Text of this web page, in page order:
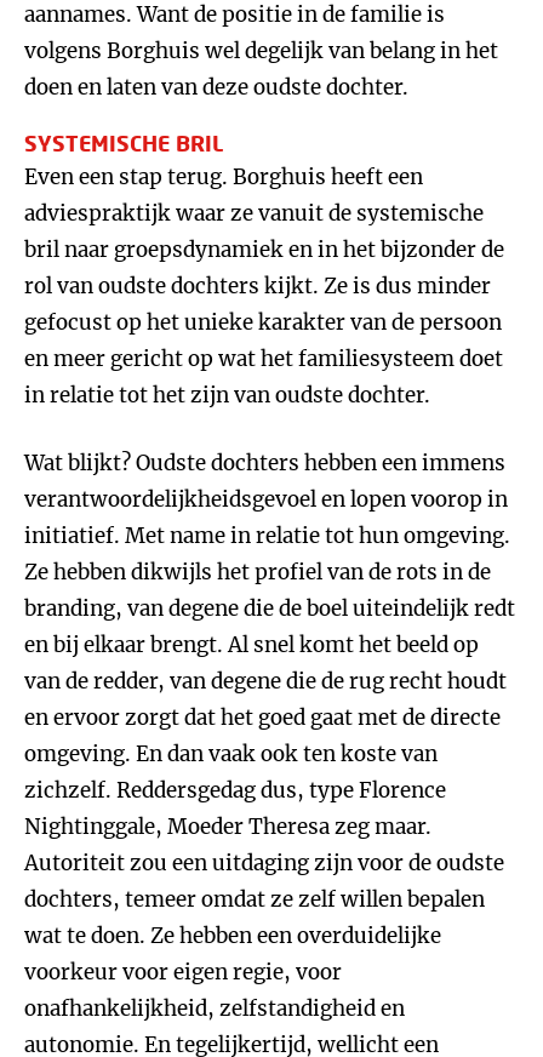
aannames. Want de positie in de familie is
volgens Borghuis wel degelijk van belang in het
doen en laten van deze oudste dochter.
SYSTEMISCHE BRIL
Even een stap terug. Borghuis heeft een
adviespraktijk waar ze vanuit de systemische
bril naar groepsdynamiek en in het bijzonder de
rol van oudste dochters kijkt. Ze is dus minder
gefocust op het unieke karakter van de persoon
en meer gericht op wat het familiesysteem doet
in relatie tot het zijn van oudste dochter.
Wat blijkt? Oudste dochters hebben een immens
verantwoordelijkheidsgevoel en lopen voorop in
initiatief. Met name in relatie tot hun omgeving.
Ze hebben dikwijls het profiel van de rots in de
branding, van degene die de boel uiteindelijk redt
en bij elkaar brengt. Al snel komt het beeld op
van de redder, van degene die de rug recht houdt
en ervoor zorgt dat het goed gaat met de directe
omgeving. En dan vaak ook ten koste van
zichzelf. Reddersgedag dus, type Florence
Nightinggale, Moeder Theresa zeg maar.
Autoriteit zou een uitdaging zijn voor de oudste
dochters, temeer omdat ze zelf willen bepalen
wat te doen. Ze hebben een overduidelijke
voorkeur voor eigen regie, voor
onafhankelijkheid, zelfstandigheid en
autonomie. En tegelijkertijd, wellicht een